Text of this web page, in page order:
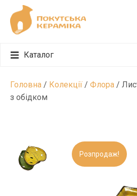
Каталог
Головна / Колекції / Флора /
з обідком
Розпродаж!